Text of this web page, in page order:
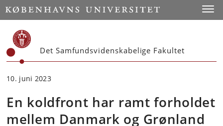
Start
Det Samfundsvidenskabelige Fakultet
10. juni 2023
En koldfront har ramt forholdet
mellem Danmark og Grønland